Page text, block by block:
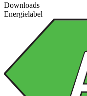
Downloads
Energielabel